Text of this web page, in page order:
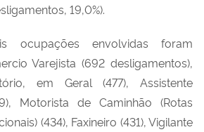
19,0%).
ocupações envolvidas foram
Varejista (692 desligamentos),
em Geral (477), Assistente
Motorista de Caminhão (Rotas
(434), Faxineiro (431), Vigilante